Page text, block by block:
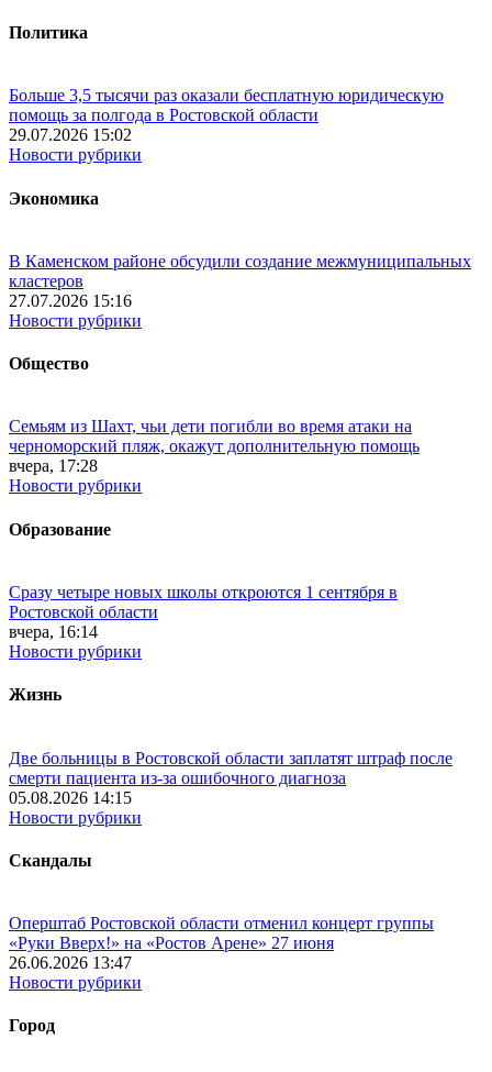
Политика
Больше 3,5 тысячи раз оказали бесплатную юридическую
помощь за полгода в Ростовской области
29.07.2026 15:02
Новости рубрики
Экономика
В Каменском районе обсудили создание межмуниципальных
кластеров
27.07.2026 15:16
Новости рубрики
Общество
Семьям из Шахт, чьи дети погибли во время атаки на
черноморский пляж, окажут дополнительную помощь
вчера, 17:28
Новости рубрики
Образование
Сразу четыре новых школы откроются 1 сентября в
Ростовской области
вчера, 16:14
Новости рубрики
Жизнь
Две больницы в Ростовской области заплатят штраф после
смерти пациента из-за ошибочного диагноза
05.08.2026 14:15
Новости рубрики
Скандалы
Оперштаб Ростовской области отменил концерт группы
«Руки Вверх!» на «Ростов Арене» 27 июня
26.06.2026 13:47
Новости рубрики
Город